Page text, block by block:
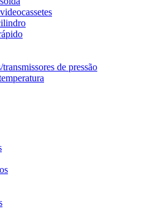
de pressão